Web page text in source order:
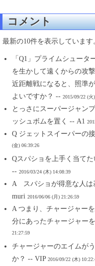
コメント
最新の10件を表示しています
「Q1」プライムシュー
を生かして遠くからの攻
近距離戦になると、照準
よいですか？ -- 2015/09/22 (火
とっさにスーパージャン
ッシュボムを置く -- A1
Q ジェットスイーパーの
(金) 06:39:26
Qスパショを上手く当て
-- 2016/03/24 (木) 14:08:39
A スパショが得意な人は
muri 2016/06/06 (月) 21:26:59
A つまり、チャージャー
分にあったチャージャー
21:27:59
チャージャーのエイムが
か？ -- VIP 2016/09/22 (木)